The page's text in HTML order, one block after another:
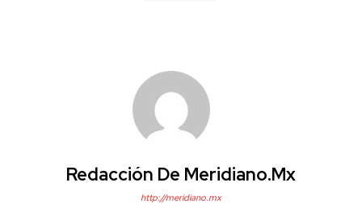
Redacción De Meridiano.mx
http://meridiano.mx